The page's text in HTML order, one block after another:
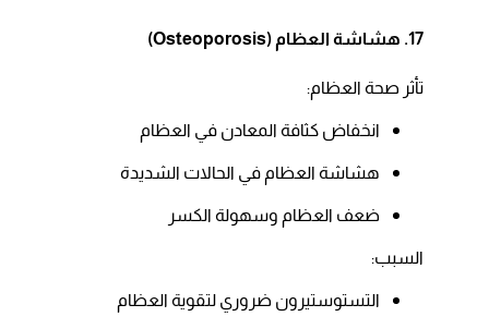
17. هشاشة العظام (Osteoporosis)
تأثر صحة العظام:​
انخفاض كثافة المعادن في العظام​
هشاشة العظام في الحالات الشديدة​
ضعف العظام وسهولة الكسر​
السبب:​
التستوستيرون ضروري لتقوية العظام​